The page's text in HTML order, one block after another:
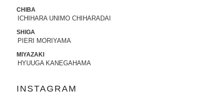
ご利用いただき、誠にありがとうござい
ます。
世界的な物流網の混乱により、ポテトの
間、従来のポテトを代替えのポテトに変
CHIBA
ICHIHARA UNIMO CHIHARADAI
SHIGA
PIERI MORIYAMA
MIYAZAKI
HYUUGA KANEGAHAMA
INSTAGRAM